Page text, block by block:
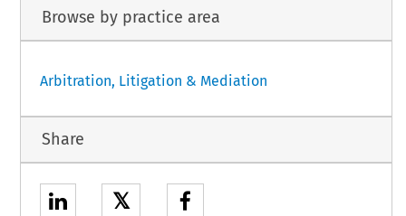
Browse by practice area
Arbitration, Litigation & Mediation
Share
𝕏